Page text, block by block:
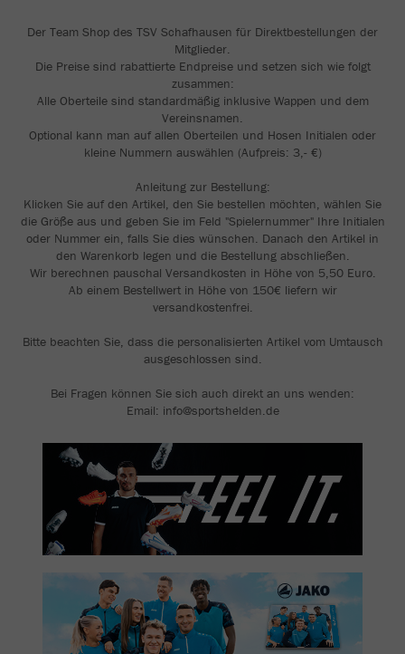
Der Team Shop des TSV Schafhausen für Direktbestellungen der
Mitglieder.
Die Preise sind rabattierte Endpreise und setzen sich wie folgt
zusammen:
Alle Oberteile sind standardmäßig inklusive Wappen und dem
Vereinsnamen.
Optional kann man auf allen Oberteilen und Hosen Initialen oder
kleine Nummern auswählen (Aufpreis: 3,- €)
Anleitung zur Bestellung:
Klicken Sie auf den Artikel, den Sie bestellen möchten, wählen Sie
die Größe aus und geben Sie im Feld "Spielernummer" Ihre Initialen
oder Nummer ein, falls Sie dies wünschen. Danach den Artikel in
den Warenkorb legen und die Bestellung abschließen.
Wir berechnen pauschal Versandkosten in Höhe von 5,50 Euro.
Ab einem Bestellwert in Höhe von 150€ liefern wir
versandkostenfrei.
Bitte beachten Sie, dass die personalisierten Artikel vom Umtausch
ausgeschlossen sind.
Bei Fragen können Sie sich auch direkt an uns wenden:
Email: info@sportshelden.de